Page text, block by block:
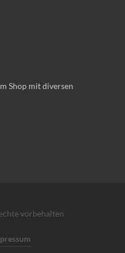
Shop mit diversen
vorbehalten